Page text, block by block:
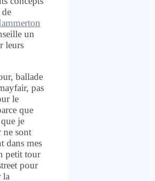
un
leurs
ballade
pas
le
que
je
sont
dans mes
petit tour
pour
la